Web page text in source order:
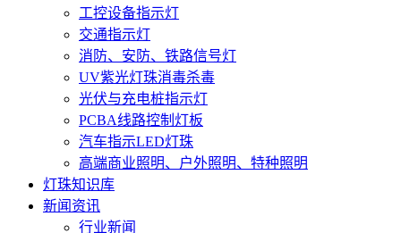
工控设备指示灯
交通指示灯
消防、安防、铁路信号灯
UV紫光灯珠消毒杀毒
光伏与充电桩指示灯
PCBA线路控制灯板
汽车指示LED灯珠
高端商业照明、户外照明、特种照明
灯珠知识库
新闻资讯
行业新闻